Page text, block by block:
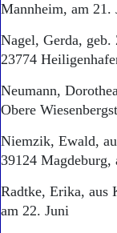
Mannheim, am 21.
Nagel, Gerda,
23774
Neumann,
Obere
Niemzik, Ewald,
39124 Magdeburg,
Radtke, Erika, aus
am 22. Juni